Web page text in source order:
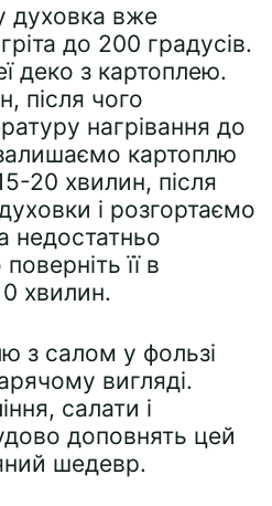
духовка вже
до 200 градусів.
деко з картоплею.
після чого
нагрівання до
картоплю
20 хвилин, після
і розгортаємо
недостатньо
її в
хвилин.
з салом у фользі
вигляді.
салати і
доповнять цей
шедевр.